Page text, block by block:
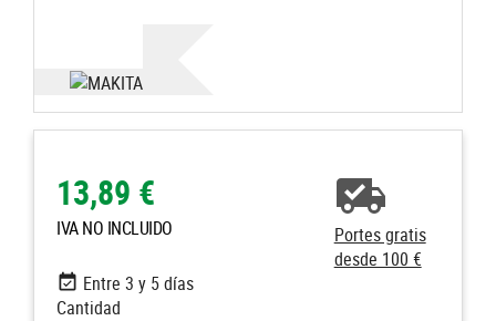
13,89 €
IVA NO INCLUIDO
Portes gratis
desde 100 €
Entre 3 y 5 días
Cantidad